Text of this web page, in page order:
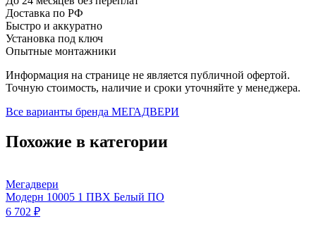
Доставка по РФ
Быстро и аккуратно
Установка под ключ
Опытные монтажники
Информация на странице не является публичной офертой.
Точную стоимость, наличие и сроки уточняйте у менеджера.
Все варианты бренда МЕГАДВЕРИ
Похожие в категории
Мегадвери
Модерн 10005 1 ПВХ Белый ПО
6 702 ₽